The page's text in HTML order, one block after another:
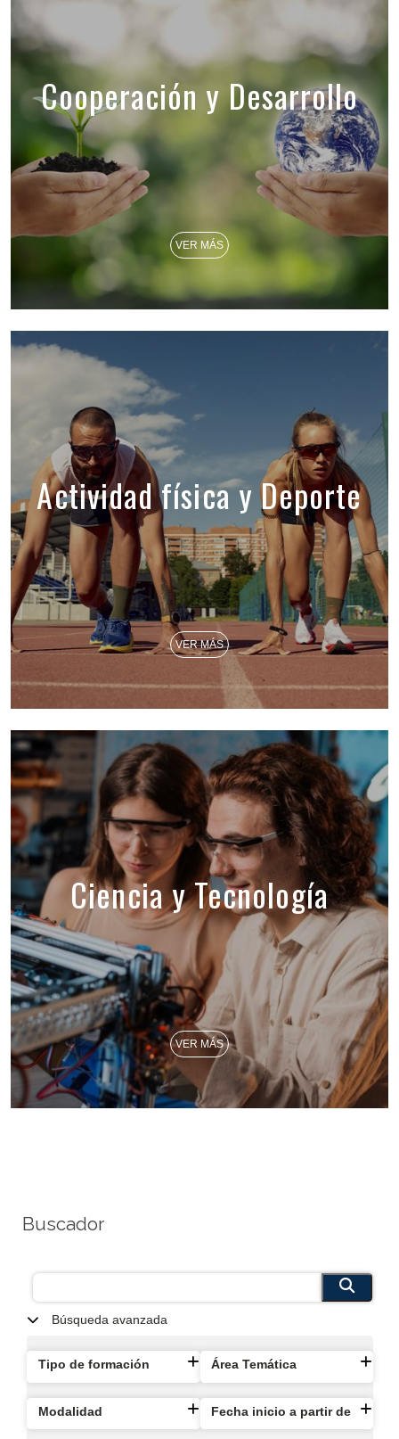
Cooperación y Desarrollo
VER MÁS
Actividad física y Deporte
VER MÁS
Ciencia y Tecnología
VER MÁS
Buscador
Búsqueda avanzada
Tipo de formación Área Temática
Modalidad Fecha inicio a partir de